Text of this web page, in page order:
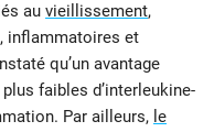
au vieillissement,
inflammatoires et
qu’un avantage
faibles d’interleukine-
Par ailleurs, le